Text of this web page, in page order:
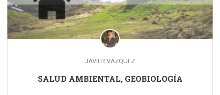
JAVIER VÁZQUEZ
SALUD AMBIENTAL, GEOBIOLOGÍA